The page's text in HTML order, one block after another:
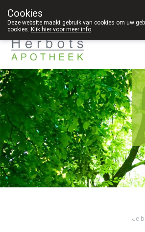
089 41
Je
Cookies
Deze website maakt gebruik van cookies om uw
cookies. Klik hier voor meer info.